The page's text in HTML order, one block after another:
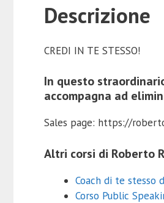
Descrizione
CREDI IN TE STESSO!
In questo
accompagna ad
Sales page: https://
Altri corsi di Roberto
Coach di te stesso
Corso Public